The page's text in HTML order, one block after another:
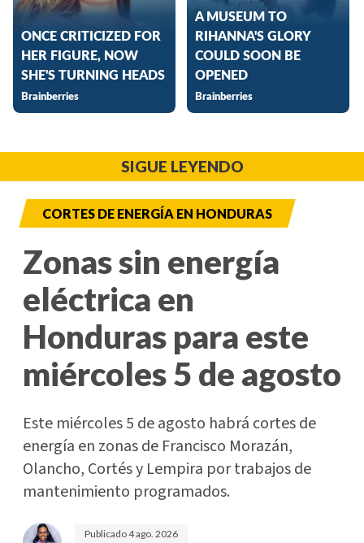
SIGUE LEYENDO
CORTES DE ENERGÍA EN HONDURAS
Zonas sin energía
eléctrica en
Honduras para este
miércoles 5 de agosto
Este miércoles 5 de agosto habrá cortes de
energía en zonas de Francisco Morazán,
Olancho, Cortés y Lempira por trabajos de
mantenimiento programados.
Publicado4 ago. 2026